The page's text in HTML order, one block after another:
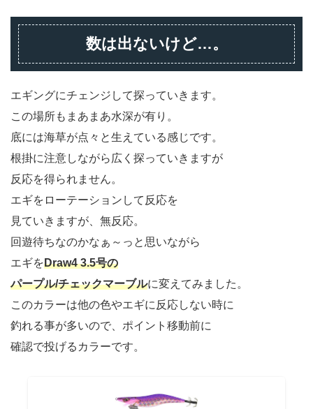
数は出ないけど…。
エギングにチェンジして探っていきます。
この場所もまあまあ水深が有り。
底には海草が点々と生えている感じです。
根掛に注意しながら広く探っていきますが
反応を得られません。
エギをローテーションして反応を
見ていきますが、無反応。
回遊待ちなのかなぁ～っと思いながら
エギをDraw4 3.5号の
パープル/チェックマーブルに変えてみました。
このカラーは他の色やエギに反応しない時に
釣れる事が多いので、ポイント移動前に
確認で投げるカラーです。